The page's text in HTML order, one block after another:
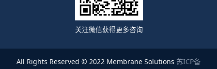
关注微信获得更多咨询
All Rights Reserved © 2022 Membrane Solutions 苏ICP备